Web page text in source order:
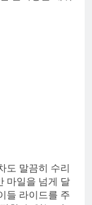
도 말끔히 수리
마일을 넘게 달
들 라이드를 주